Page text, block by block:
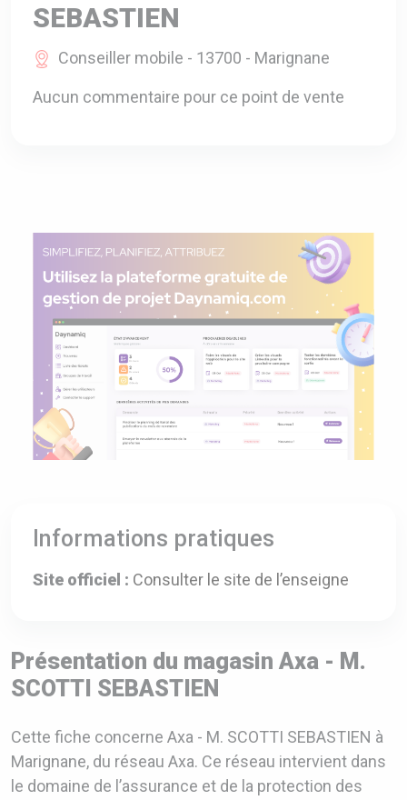
SEBASTIEN
Conseiller mobile - 13700 - Marignane
Aucun commentaire pour ce point de vente
Informations pratiques
Site officiel : Consulter le site de l’enseigne
Présentation du magasin Axa - M.
SCOTTI SEBASTIEN
Cette fiche concerne Axa - M. SCOTTI SEBASTIEN à
Marignane, du réseau Axa. Ce réseau intervient dans
le domaine de l’assurance et de la protection des